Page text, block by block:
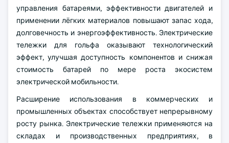
управления батареями, эффективности двигателей и
применении лёгких материалов повышают запас хода,
долговечность и энергоэффективность. Электрические
тележки для гольфа оказывают технологический
эффект, улучшая доступность компонентов и снижая
стоимость батарей по мере роста экосистем
электрической мобильности.
Расширение использования в коммерческих и
промышленных объектах способствует непрерывному
росту рынка. Электрические тележки применяются на
складах и производственных предприятиях, в